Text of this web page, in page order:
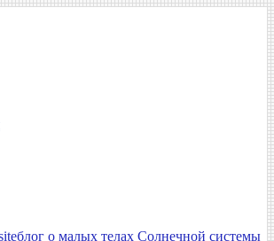
блог о малых телах Солнечной системы